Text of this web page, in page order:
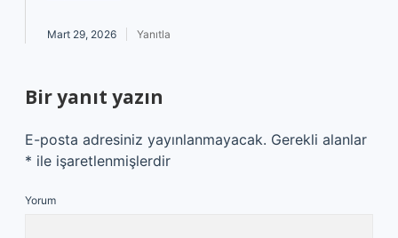
Mart 29, 2026 Yanıtla
Bir yanıt yazın
E-posta adresiniz yayınlanmayacak. Gerekli alanlar
* ile işaretlenmişlerdir
Yorum